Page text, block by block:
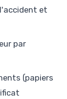
et
par
(papiers